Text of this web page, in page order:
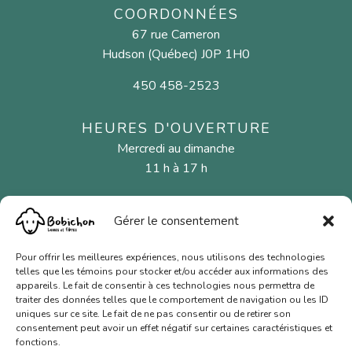
Gérer le consentement
Pour offrir les meilleures expériences, nous utilisons des technologies
telles que les témoins pour stocker et/ou accéder aux informations des
appareils. Le fait de consentir à ces technologies nous permettra de
traiter des données telles que le comportement de navigation ou les ID
uniques sur ce site. Le fait de ne pas consentir ou de retirer son
consentement peut avoir un effet négatif sur certaines caractéristiques et
fonctions.
COORDONNÉES
67 rue Cameron
Hudson (Québec) J0P 1H0
450 458-2523
HEURES D'OUVERTURE
Mercredi au dimanche
11 h à 17 h
MENU
Fibres naturelles
Aiguilles et crochets
Cartes-cadeaux
Nous joindre